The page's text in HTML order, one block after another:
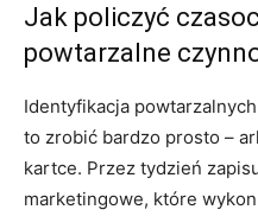
Jak policzyć
powtarzalne
Identyfikacja
to zrobić bardzo prosto –
kartce. Przez tydzień
marketingowe, które